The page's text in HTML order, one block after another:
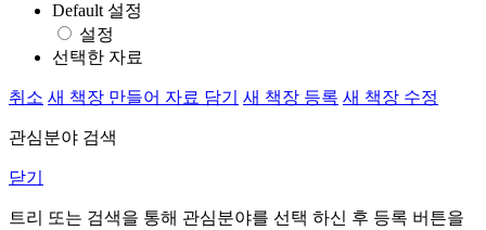
Default 설정
설정
선택한 자료
취소 새 책장 만들어 자료 담기 새 책장 등록 새 책장 수정
관심분야 검색
닫기
트리 또는 검색을 통해 관심분야를 선택 하신 후 등록 버튼을